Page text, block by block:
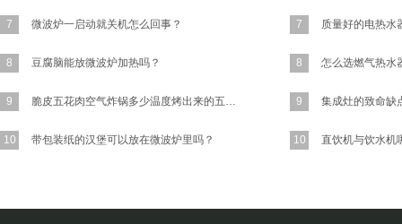
7 微波炉一启动就关机怎么回事？
8 豆腐脑能放微波炉加热吗？
9 脆皮五花肉空气炸锅多少温度烤出来的五花肉又香又脆？
10 带包装纸的汉堡可以放在微波炉里吗？
7
8
9
10